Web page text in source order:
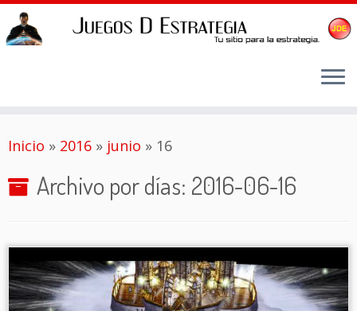
alInicio » 2016 » junio » 16
Archivo por días: 2016-06-16